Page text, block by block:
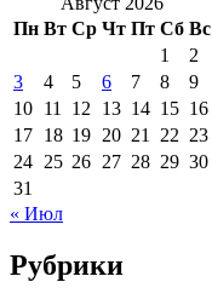
Пн Вт Ср Чт Пт Сб Вс
1
2
3
4 5 6 7 8
9
10 11 12 13 14 15 16
17 18 19 20 21 22 23
24 25 26 27 28 29 30
31
« Июл
Рубрики